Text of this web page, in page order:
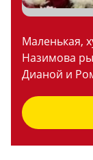
Маленькая,
Назимова
Дианой и